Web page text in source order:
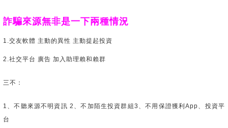
詐騙來源無非是一下兩種情況
1.交友軟體 主動的異性 主動提起投資
2.社交平台 廣告 加入助理賴和賴群
三不：
1、不聽來源不明資訊 2、不加陌生投資群組3、不用保證獲利App、投資平
台